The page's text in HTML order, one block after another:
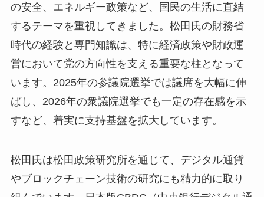
の安全、エネルギー政策など、国民の生活に直結
するテーマを重視してきました。松田氏の財務省
時代の経験と専門知識は、特に経済政策や財政運
営において党の方向性を支える重要な柱となって
います。2025年の参議院選挙では議席を大幅に伸
ばし、2026年の衆議院選挙でも一定の存在感を示
すなど、着実に支持基盤を拡大しています。
松田氏は松田政策研究所を通じて、デジタル通貨
やブロックチェーン技術の研究にも精力的に取り